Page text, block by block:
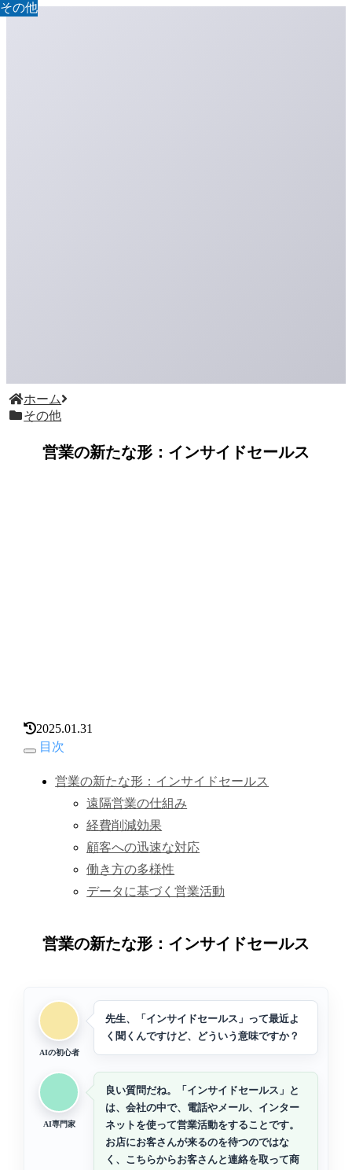
ホーム
その他
営業の新たな形：インサイドセールス
その他
2025.01.31
目次
営業の新たな形：インサイドセールス
遠隔営業の仕組み
経費削減効果
顧客への迅速な対応
働き方の多様性
データに基づく営業活動
営業の新たな形：インサイドセールス
AIの初心者
先生、「インサイドセールス」って最近よ
く聞くんですけど、どういう意味ですか？
AI専門家
良い質問だね。「インサイドセールス」と
は、会社の中で、電話やメール、インター
ネットを使って営業活動をすることです。
お店にお客さんが来るのを待つのではな
く、こちらからお客さんと連絡を取って商
その他
その他
その他
その他
その他
その他
その他
その他